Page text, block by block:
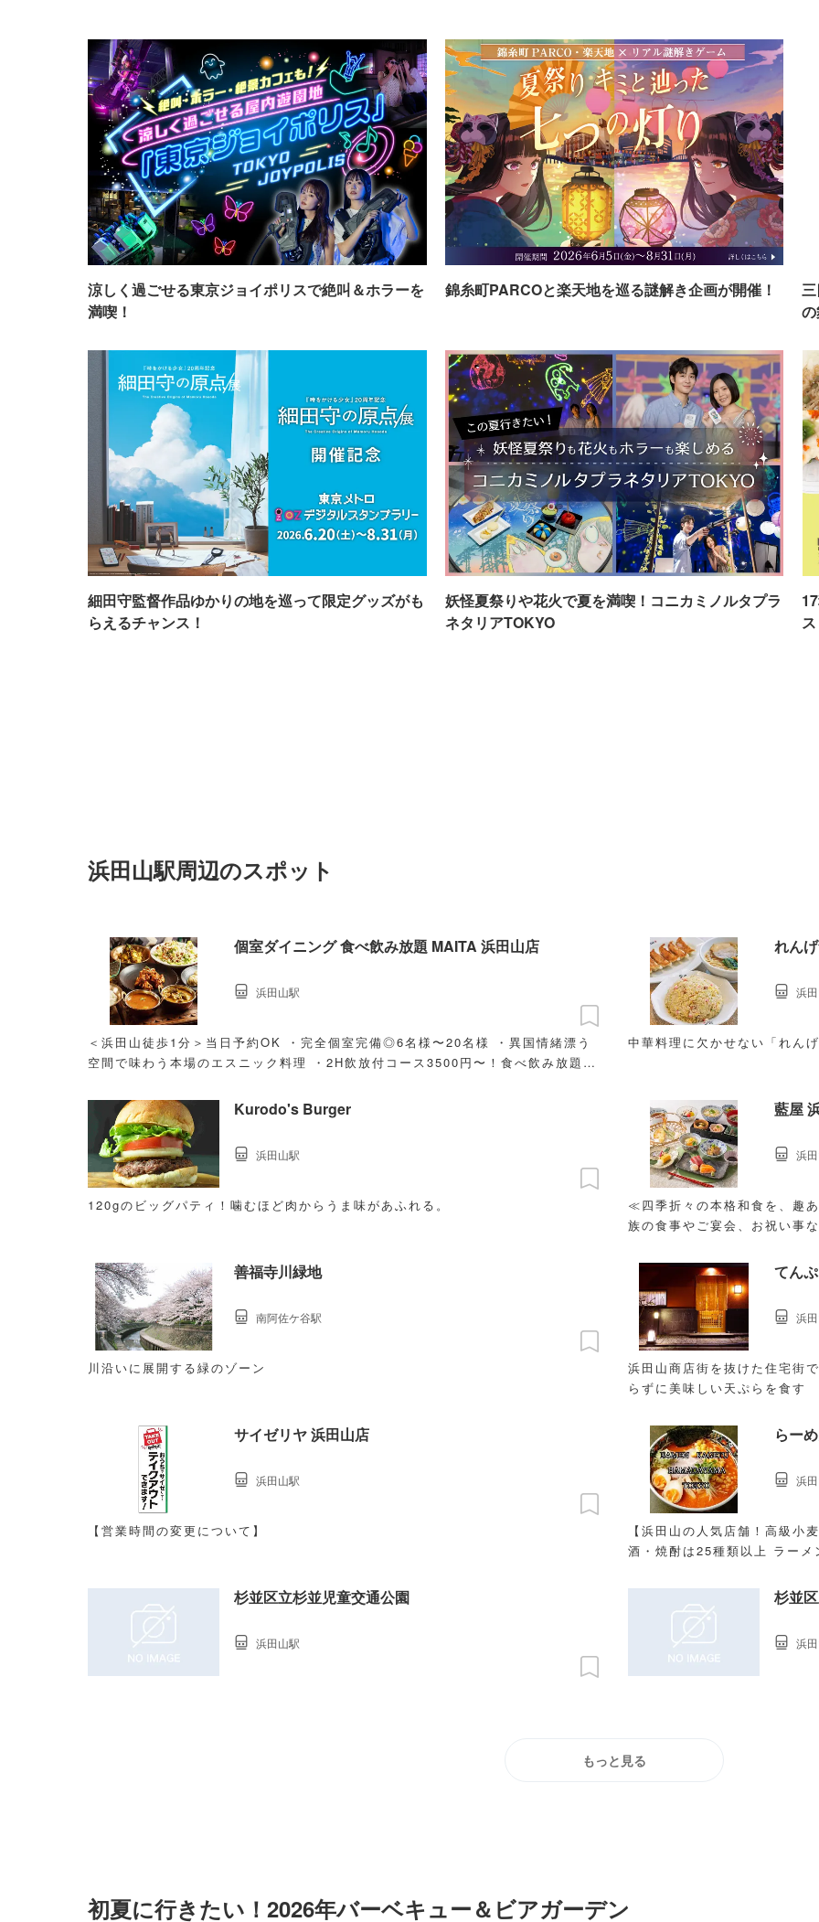
涼しく過ごせる東京ジョイポリスで絶叫＆ホラーを
満喫！
錦糸町PARCOと楽天地を巡る謎解き企画が開催！
細田守監督作品ゆかりの地を巡って限定グッズがも
らえるチャンス！
妖怪夏祭りや花火で夏を満喫！コニカミノルタプラ
ネタリアTOKYO
浜田山駅周辺のスポット
個室ダイニング 食べ飲み放題 MAITA 浜田山店
＜浜田山徒歩1分＞当日予約OK ・完全個室完備◎6名様〜20名様 ・異国情緒漂う
空間で味わう本場のエスニック料理 ・2H飲放付コース3500円〜！食べ飲み放題プ
浜田山駅
れん
中華料理に欠かせない「れん
浜
Kurodo's Burger
120gのビッグパティ！噛むほど肉からうま味があふれる。
浜田山駅
藍屋
≪四季折々の本格和食を、趣
族の食事やご宴会、お祝い事
浜
善福寺川緑地
川沿いに展開する緑のゾーン
南阿佐ケ谷駅
てん
浜田山商店街を抜けた住宅街
らずに美味しい天ぷらを食す
浜
サイゼリヤ 浜田山店
【営業時間の変更について】
浜田山駅
らー
【浜田山の人気店舗！高級
酒・焼酎は25種類以上 ラー
浜
杉並区立杉並児童交通公園
浜田山駅
杉並
浜
もっと見る
初夏に行きたい！2026年バーベキュー＆ビアガーデン